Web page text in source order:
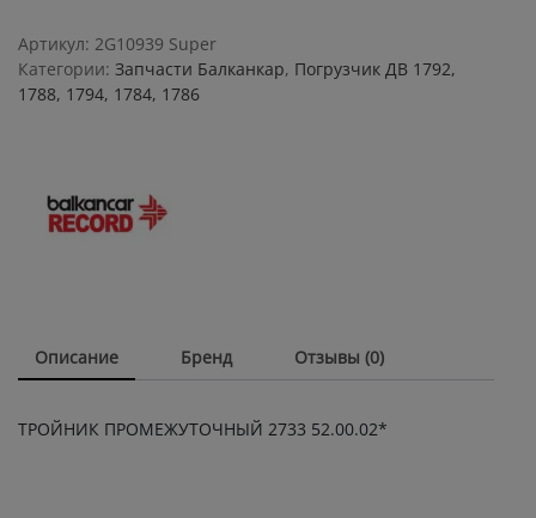
52.00.02*
quantity
Артикул: 2G10939 Super
Категории: Запчасти Балканкар, Погрузчик ДВ 1792,
1788, 1794, 1784, 1786
Описание Бренд Отзывы (0)
ТРОЙНИК ПРОМЕЖУТОЧНЫЙ 2733 52.00.02*